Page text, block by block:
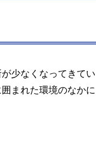
少なくなってきてい
まれた環境のなかに